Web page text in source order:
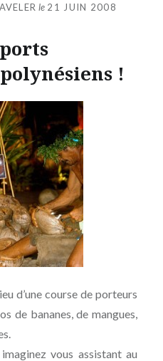
le 21 JUIN 2008
!
d’une course de porteurs
de bananes, de mangues,
vous assistant au